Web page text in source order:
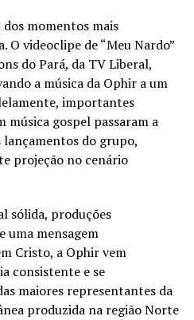
dos momentos mais
O videoclipe de “Meu Nardo”
do Pará, da TV Liberal,
a música da Ophir a um
importantes
música gospel passaram a
do grupo,
projeção no cenário
sólida, produções
uma mensagem
Cristo, a Ophir vem
consistente e se
maiores representantes da
produzida na região Norte